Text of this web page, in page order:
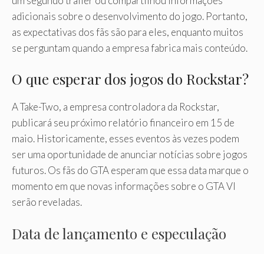
adicionais sobre o desenvolvimento do jogo. Portanto,
as expectativas dos fãs são para eles, enquanto muitos
se perguntam quando a empresa fabrica mais conteúdo.
O que esperar dos jogos do Rockstar?
A Take-Two, a empresa controladora da Rockstar,
publicará seu próximo relatório financeiro em 15 de
maio. Historicamente, esses eventos às vezes podem
ser uma oportunidade de anunciar notícias sobre jogos
futuros. Os fãs do GTA esperam que essa data marque o
momento em que novas informações sobre o GTA VI
serão reveladas.
Data de lançamento e especulação